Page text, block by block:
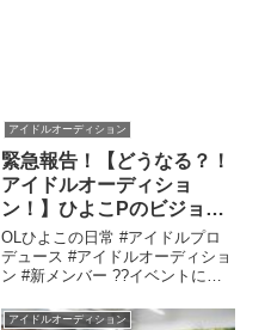
アイドルオーディション
緊急報告！【どうなる？！
アイドルオーディショ
ン！】ひよこPのビジョン
とは？！
OLひよこの日常 #アイドルプロ
デュース #アイドルオーディショ
ン #新メンバー ??イベントに出
ット（名古屋） 6月26日(土)・6
アイドルオーディション